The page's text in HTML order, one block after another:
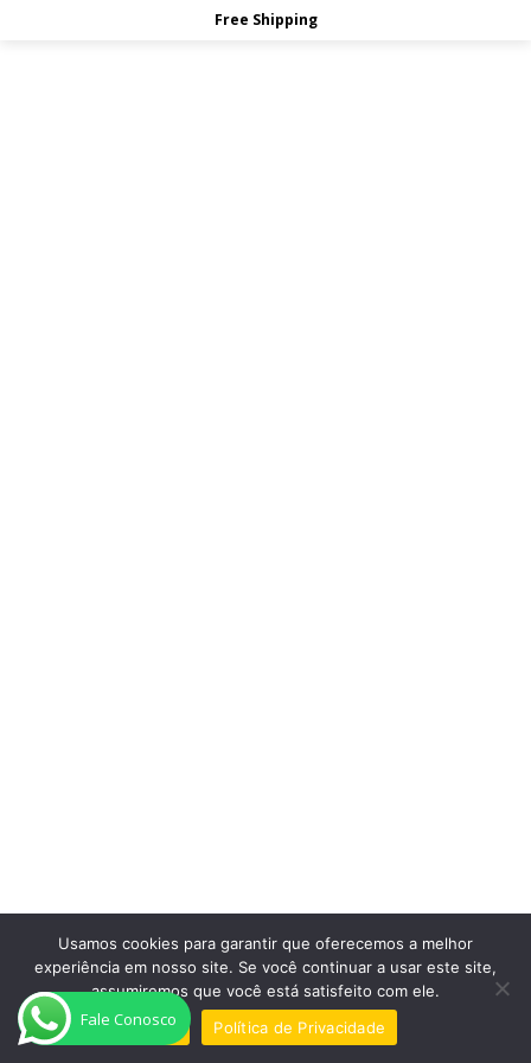
Free Shipping
Fale Conosco
Usamos cookies para garantir que oferecemos a melhor
experiência em nosso site. Se você continuar a usar este site,
assumiremos que você está satisfeito com ele.
Ok
Política de Privacidade